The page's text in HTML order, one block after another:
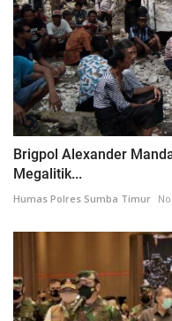
Brigpol Alexander
Megalitik...
Humas Polres Sumba Timur